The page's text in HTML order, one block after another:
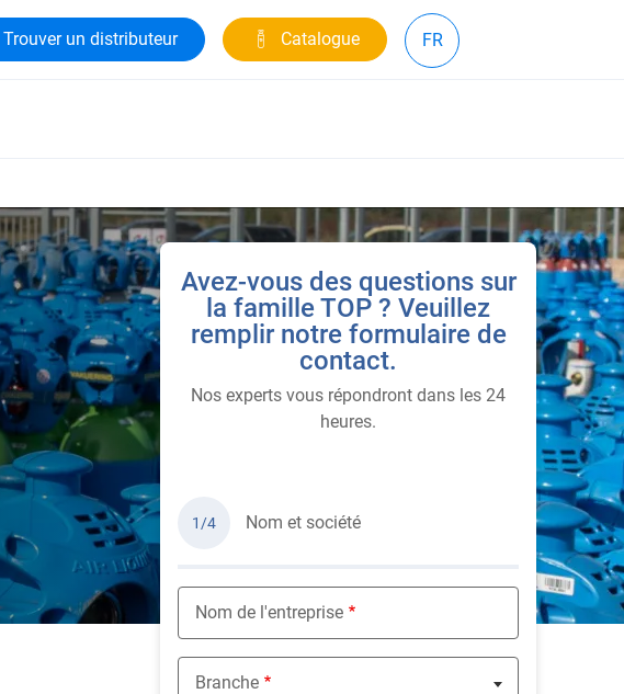
Trouver un distributeur Catalogue FR
Avez-vous des questions sur
la famille TOP ? Veuillez
remplir notre formulaire de
contact.
Nos experts vous répondront dans les 24
heures.
1/4 Nom et société
Nom de l'entreprise
Branche
Nothing selected